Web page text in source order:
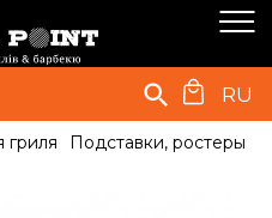
RU
гриля Подставки, ростеры